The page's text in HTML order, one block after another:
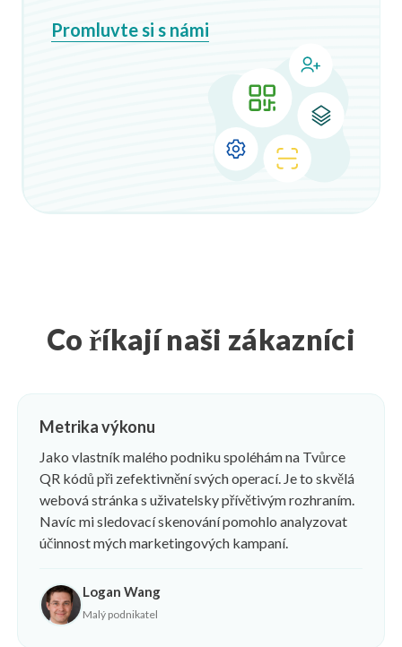
Promluvte si s námi
Co říkají naši zákazníci
Metrika výkonu
Jako vlastník malého podniku spoléhám na Tvůrce
QR kódů při zefektivnění svých operací. Je to skvělá
webová stránka s uživatelsky přívětivým rozhraním.
Navíc mi sledovací skenování pomohlo analyzovat
účinnost mých marketingových kampaní.
Logan Wang
Malý podnikatel